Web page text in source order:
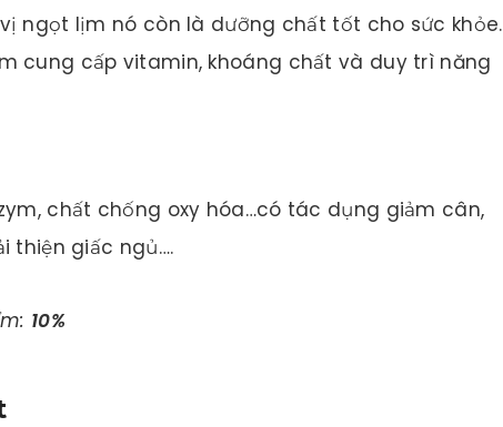
ngọt lịm nó còn là dưỡng chất tốt cho sức khỏe.
cung cấp vitamin, khoáng chất và duy trì năng
chất chống oxy hóa…có tác dụng giảm cân,
thiện giấc ngủ….
10%